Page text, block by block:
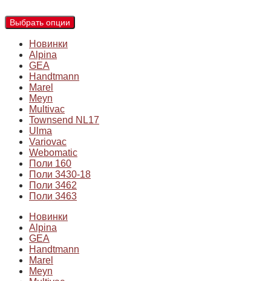
Выбрать опции
Новинки
Alpina
GEA
Handtmann
Marel
Meyn
Multivac
Townsend NL17
Ulma
Variovac
Webomatic
Поли 160
Поли 3430-18
Поли 3462
Поли 3463
Новинки
Alpina
GEA
Handtmann
Marel
Meyn